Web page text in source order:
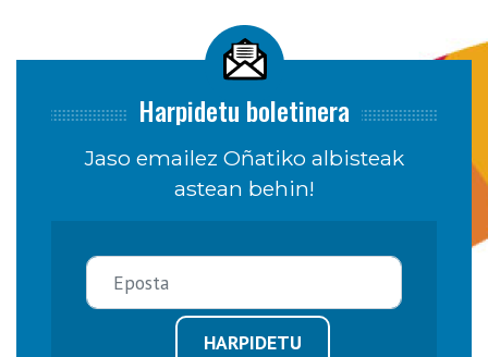
Harpidetu boletinera
Jaso emailez Oñatiko albisteak
astean behin!
HARPIDETU